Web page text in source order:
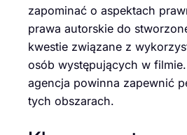
zapominać o aspektach
prawa autorskie do
kwestie związane z
osób występujących w
agencja powinna zapewnić
tych obszarach.